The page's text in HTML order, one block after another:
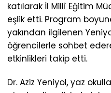
katılarak İl Millî Eğitim
eşlik etti. Program
yakından ilgilenen
öğrencilerle sohbet
etkinlikleri takip etti.
Dr. Aziz Yeniyol, yaz